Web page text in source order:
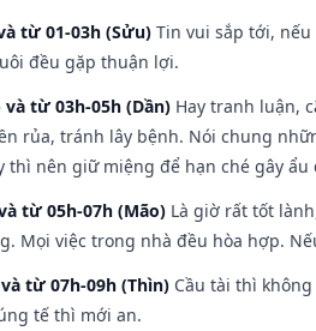
từ 01-03h (Sửu) Tin vui sắp tới,
đều gặp thuận lợi.
và từ 03h-05h (Dần) Hay tranh luận,
rủa, tránh lây bệnh. Nói chung
thì nên giữ miệng để hạn ché gây ẩu
từ 05h-07h (Mão) Là giờ rất tốt
Mọi việc trong nhà đều hòa hợp.
từ 07h-09h (Thìn) Cầu tài thì
tế thì mới an.